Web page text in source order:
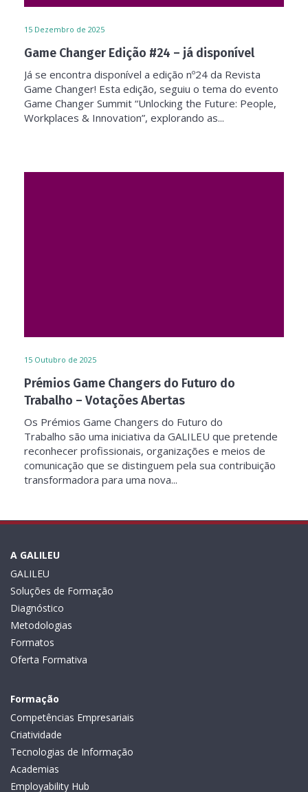
15 Dezembro de 2025
Game Changer Edição #24 – já disponível
Já se encontra disponível a edição nº24 da Revista
Game Changer! Esta edição, seguiu o tema do evento
Game Changer Summit “Unlocking the Future: People,
Workplaces & Innovation”, explorando as...
15 Outubro de 2025
Prémios Game Changers do Futuro do
Trabalho – Votações Abertas
Os Prémios Game Changers do Futuro do
Trabalho são uma iniciativa da GALILEU que pretende
reconhecer profissionais, organizações e meios de
comunicação que se distinguem pela sua contribuição
transformadora para uma nova...
A GALILEU
GALILEU
Soluções de Formação
Diagnóstico
Metodologias
Formatos
Oferta Formativa
Formação
Competências Empresariais
Criatividade
Tecnologias de Informação
Academias
Employability Hub